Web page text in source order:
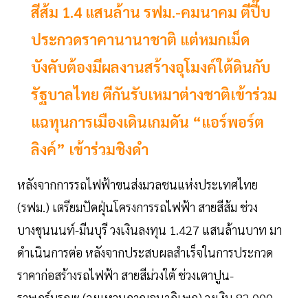
สีส้ม 1.4 แสนล้าน รฟม.-คมนาคม ตีปี๊บ
ประกวดราคานานาชาติ แต่หมกเม็ด
บังคับต้องมีผลงานสร้างอุโมงค์ใต้ดินกับ
รัฐบาลไทย ตีกันรับเหมาต่างชาติเข้าร่วม
แฉทุนการเมืองเดินเกมดัน “แอร์พอร์ต
ลิงค์” เข้าร่วมชิงดำ
หลังจากการรถไฟฟ้าขนส่งมวลชนแห่งประเทศไทย
(รฟม.) เตรียมปัดฝุ่นโครงการรถไฟฟ้า สายสีส้ม ช่วง
บางขุนนนท์-มีนบุรี วงเงินลงทุน 1.427 แสนล้านบาท มา
ดำเนินการต่อ หลังจากประสบผลสำเร็จในการประกวด
ราคาก่อสร้างรถไฟฟ้า สายสีม่วงใต้ ช่วงเตาปูน-